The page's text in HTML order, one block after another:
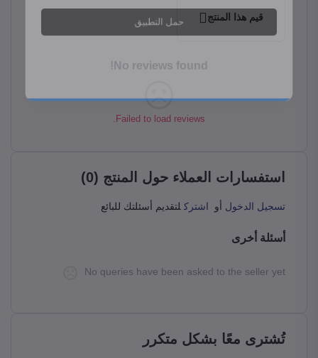
قيم هذا المنتج
No reviews found!
Failed to load reviews.
استفسارات العملاء حول المنتج (0)
تسجيل الدخول أو اشترك لتقديم أسئلتك للبائع
أسئلة أخرى
No queries have been asked to the seller yet
تُشترى معًا بشكل متكرر